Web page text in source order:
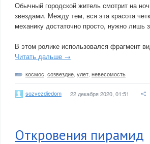
Обычный городской житель смотрит на
звездами. Между тем, вся эта красота
механику достаточно просто, нужно лишь
В этом ролике использовался фрагмент
Читать дальше →
космос созвездие улет невесомость
sozvezdiedom 22 декабря 2020, 01:51
Откровения пирамид